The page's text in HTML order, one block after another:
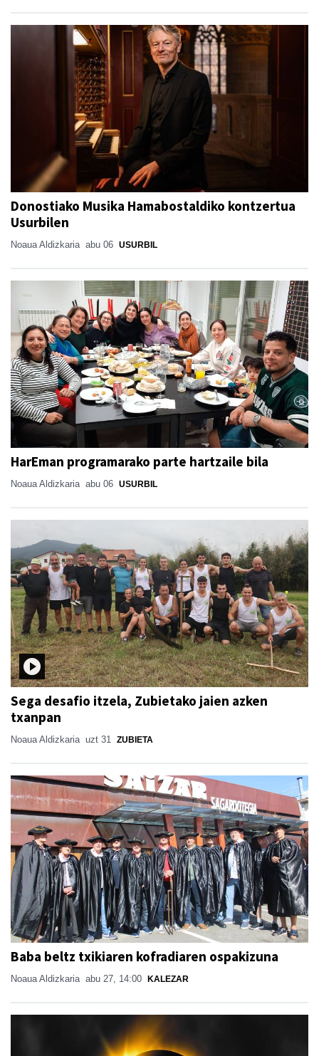
Donostiako Musika Hamabostaldiko kontzertua
Usurbilen
Noaua Aldizkaria abu 06 USURBIL
HarEman programarako parte hartzaile bila
Noaua Aldizkaria abu 06 USURBIL
Sega desafio itzela, Zubietako jaien azken
txanpan
Noaua Aldizkaria uzt 31 ZUBIETA
Baba beltz txikiaren kofradiaren ospakizuna
Noaua Aldizkaria abu 27, 14:00 KALEZAR